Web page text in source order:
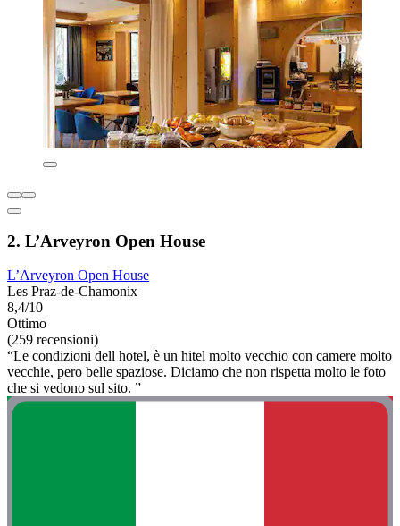
2. L’Arveyron Open House
L’Arveyron Open House
Les Praz-de-Chamonix
8,4/10
Ottimo
(259 recensioni)
“Le condizioni dell hotel, è un hitel molto vecchio con camere molto
vecchie, pero belle spaziose. Diciamo che non rispetta molto le foto
che si vedono sul sito. ”